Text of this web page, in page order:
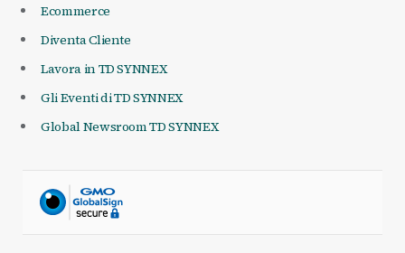
Ecommerce
Diventa Cliente
Lavora in TD SYNNEX
Gli Eventi di TD SYNNEX
Global Newsroom TD SYNNEX